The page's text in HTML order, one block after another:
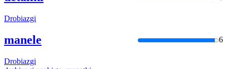
Drobiazgi
manele 6
Drobiazgi